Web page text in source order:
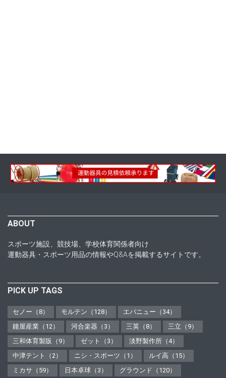
ABOUT
スポーツ施設、競技場、学校体育関係者向け
運動器具・スポーツ用品の情報やQ&Aを掲載するサイトです。
PICK UP TAGS
セノー（8） モルテン（128）
エバニュー（34）
鐘屋産業（12）
河合楽器（3） 三英（8）
三立（9）
三和体育製販（9）
ゼット（3）
淡野製作所（4）
中津テント（2）
ニシ・スポーツ（1）
ルイ高（15）
ミカサ（59）
日本卓球（3）
グラウンド（120）